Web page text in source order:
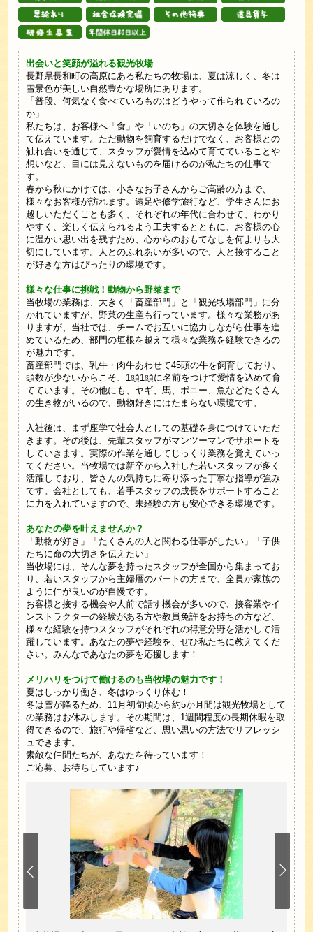
出会いと笑顔が溢れる観光牧場
長野県長和町の高原にある私たちの牧場は、夏は涼しく、冬は
雪景色が美しい自然豊かな場所にあります。
「普段、何気なく食べているものはどうやって作られているの
か」
私たちは、お客様へ「食」や「いのち」の大切さを体験を通し
て伝えています。ただ動物を飼育するだけでなく、お客様との
触れ合いを通じて、スタッフが愛情を込めて育てていることや
想いなど、目には見えないものを届けるのが私たちの仕事で
す。
春から秋にかけては、小さなお子さんからご高齢の方まで、
様々なお客様が訪れます。遠足や修学旅行など、学生さんにお
越しいただくことも多く、それぞれの年代に合わせて、わかり
やすく、楽しく伝えられるよう工夫するとともに、お客様の心
に温かい思い出を残すため、心からのおもてなしを何よりも大
切にしています。人とのふれあいが多いので、人と接すること
が好きな方はぴったりの環境です。
様々な仕事に挑戦！動物から野菜まで
当牧場の業務は、大きく「畜産部門」と「観光牧場部門」に分
かれていますが、野菜の生産も行っています。様々な業務があ
りますが、当社では、チームでお互いに協力しながら仕事を進
めているため、部門の垣根を越えて様々な業務を経験できるの
が魅力です。
畜産部門では、乳牛・肉牛あわせて45頭の牛を飼育しており、
頭数が少ないからこそ、1頭1頭に名前をつけて愛情を込めて育
てています。その他にも、ヤギ、馬、ポニー、魚などたくさん
の生き物がいるので、動物好きにはたまらない環境です。
入社後は、まず座学で社会人としての基礎を身につけていただ
きます。その後は、先輩スタッフがマンツーマンでサポートを
していきます。実際の作業を通してじっくり業務を覚えていっ
てください。当牧場では新卒から入社した若いスタッフが多く
活躍しており、皆さんの気持ちに寄り添った丁寧な指導が強み
です。会社としても、若手スタッフの成長をサポートすること
に力を入れていますので、未経験の方も安心できる環境です。
あなたの夢を叶えませんか？
「動物が好き」「たくさんの人と関わる仕事がしたい」「子供
たちに命の大切さを伝えたい」
当牧場には、そんな夢を持ったスタッフが全国から集まってお
り、若いスタッフから主婦層のパートの方まで、全員が家族の
ように仲が良いのが自慢です。
お客様と接する機会や人前で話す機会が多いので、接客業やイ
ンストラクターの経験がある方や教員免許をお持ちの方など、
様々な経験を持つスタッフがそれぞれの得意分野を活かして活
躍しています。あなたの夢や経験を、ぜひ私たちに教えてくだ
さい。みんなであなたの夢を応援します！
メリハリをつけて働けるのも当牧場の魅力です！
夏はしっかり働き、冬はゆっくり休む！
冬は雪が降るため、11月初旬頃から約5か月間は観光牧場として
の業務はお休みします。その期間は、1週間程度の長期休暇を取
得できるので、旅行や帰省など、思い思いの方法でリフレッシ
ュできます。
素敵な仲間たちが、あなたを待っています！
ご応募、お待ちしています♪